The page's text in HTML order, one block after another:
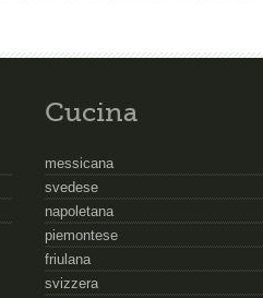
Cucina
messicana
svedese
napoletana
piemontese
friulana
svizzera